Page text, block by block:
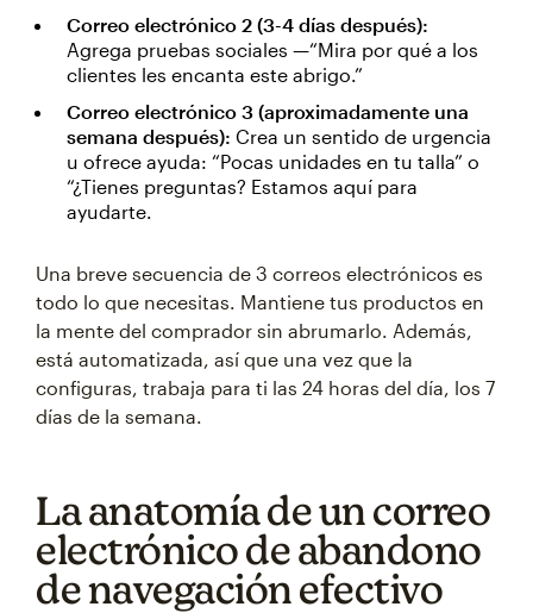
Correo electrónico 2 (3-4 días después):
Agrega pruebas sociales —“Mira por qué a los
clientes les encanta este abrigo.”
Correo electrónico 3 (aproximadamente una
semana después): Crea un sentido de urgencia
u ofrece ayuda: “Pocas unidades en tu talla” o
“¿Tienes preguntas? Estamos aquí para
ayudarte.
Una breve secuencia de 3 correos electrónicos es
todo lo que necesitas. Mantiene tus productos en
la mente del comprador sin abrumarlo. Además,
está automatizada, así que una vez que la
configuras, trabaja para ti las 24 horas del día, los 7
días de la semana.
La anatomía de un correo
electrónico de abandono
de navegación efectivo